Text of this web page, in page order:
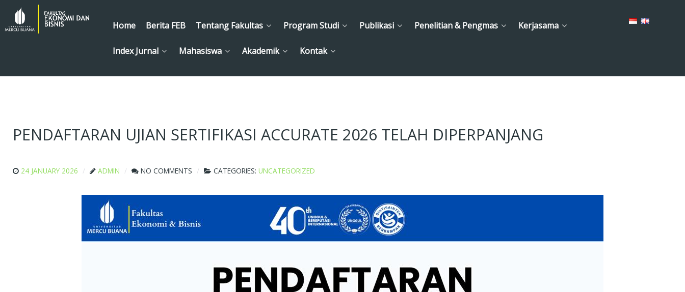
Home Berita FEB Tentang Fakultas Program Studi Publikasi Penelitian & Pengmas Kerjasama
Index Jurnal Mahasiswa Akademik Kontak
PENDAFTARAN UJIAN SERTIFIKASI ACCURATE 2026 TELAH DIPERPANJANG
24 JANUARY 2026 ADMIN NO COMMENTS CATEGORIES: UNCATEGORIZED